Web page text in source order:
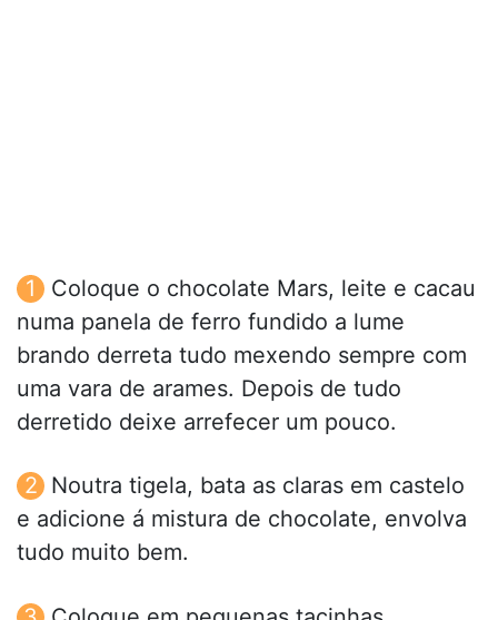
Coloque o chocolate Mars, leite e cacau
numa panela de ferro fundido a lume
brando derreta tudo mexendo sempre com
uma vara de arames. Depois de tudo
derretido deixe arrefecer um pouco.
Noutra tigela, bata as claras em castelo
e adicione á mistura de chocolate, envolva
tudo muito bem.